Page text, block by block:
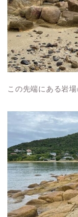
この先端にある岩